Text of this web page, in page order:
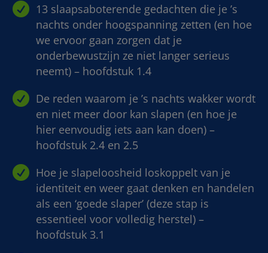
 13 slaapsaboterende gedachten die je ’s
nachts onder hoogspanning zetten (en hoe
we ervoor gaan zorgen dat je
onderbewustzijn ze niet langer serieus
neemt) – hoofdstuk 1.4
 De reden waarom je ’s nachts wakker wordt
en niet meer door kan slapen (en hoe je
hier eenvoudig iets aan kan doen) –
hoofdstuk 2.4 en 2.5
 Hoe je slapeloosheid loskoppelt van je
identiteit en weer gaat denken en handelen
als een ‘goede slaper’ (deze stap is
essentieel voor volledig herstel) –
hoofdstuk 3.1